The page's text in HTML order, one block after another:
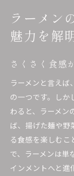
さくさく食
さく
ラーメ
体験
ラーメ
さく
ラーメ
取り入
家庭ででき
家庭で
ラーメン
魅力を解
さくさく食感
ラーメンと言えば
の一つです。しか
わると、ラーメン
ば、揚げた麺や野
る食感を楽しむこ
で、ラーメンは単
インメントへと進